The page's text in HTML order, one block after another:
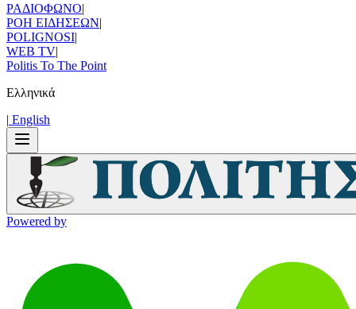
ΡΑΔΙΟΦΩΝΟ|
ΡΟΗ ΕΙΔΗΣΕΩΝ|
POLIGNOSI|
WEB TV|
Politis To The Point
Ελληνικά
| Εnglish
Powered by